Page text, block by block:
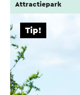
Tip!
Attractiepark